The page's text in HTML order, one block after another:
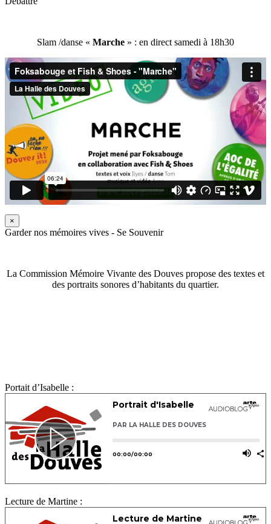
Slam /danse « Marche » : en direct samedi à 18h30
×
Garder nos mémoires vives - Se Souvenir
La Commission Mémoire Vivante des Douves propose des textes et
des portraits sonores d’habitants du quartier.
Portait d’Isabelle :
Lecture de Martine :